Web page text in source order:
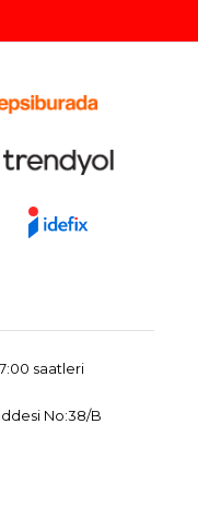
saatleri
No:38/B